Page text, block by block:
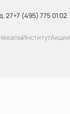
27+7 (495) 775 01 02
ИнститутАкции